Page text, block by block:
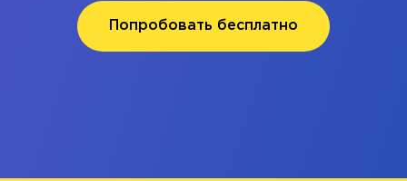
Попробовать бесплатно